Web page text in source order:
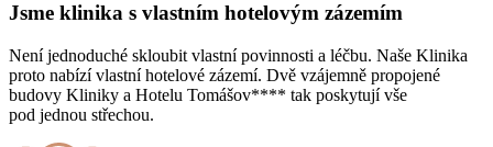
Jsme klinika s vlastním hotelovým zázemím
Není jednoduché skloubit vlastní povinnosti a léčbu. Naše Klinika
proto nabízí vlastní hotelové zázemí. Dvě vzájemně propojené
budovy Kliniky a Hotelu Tomášov**** tak poskytují vše
pod jednou střechou.